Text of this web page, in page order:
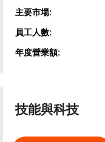
主要市場:
員工人數:
年度營業額:
技能與科技